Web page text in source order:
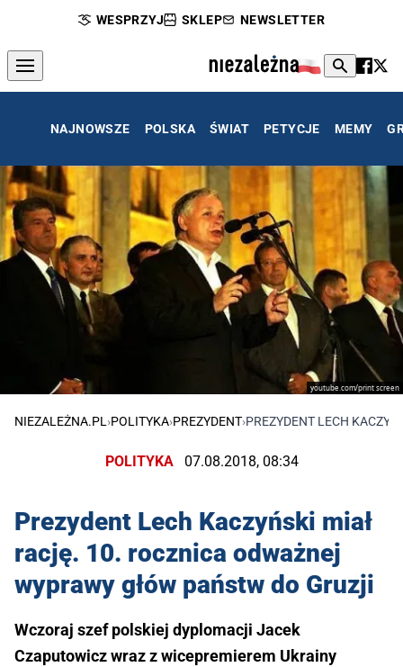
WESPRZYJ SKLEP NEWSLETTER
NAJNOWSZE POLSKA ŚWIAT PETYCJE MEMY
youtube.com/print screen
NIEZALEŻNA.PL ›POLITYKA›PREZYDENT›PREZYDENT LECH
POLITYKA 07.08.2018, 08:34
Prezydent Lech Kaczyński miał
rację. 10. rocznica odważnej
wyprawy głów państw do Gruzji
Wczoraj szef polskiej dyplomacji Jacek
Czaputowicz wraz z wicepremierem Ukrainy